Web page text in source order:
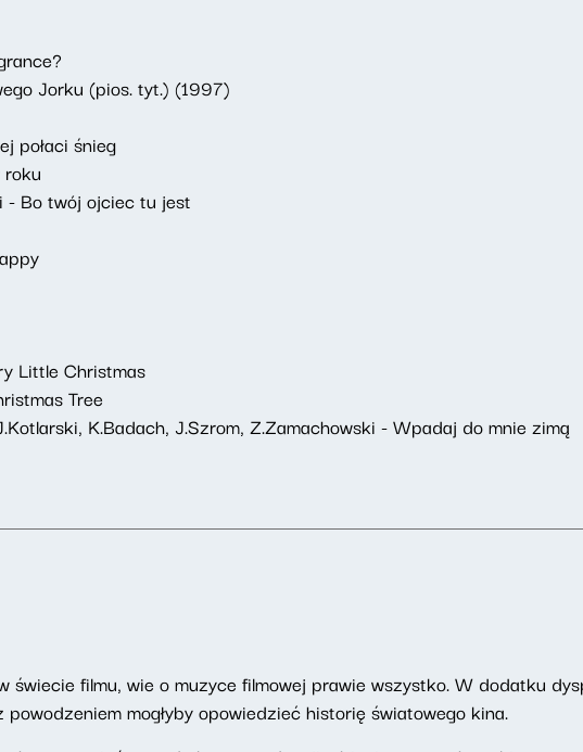
Jorku (pios. tyt.) (1997)
połaci śnieg
- Bo twój ojciec tu jest
Little Christmas
Tree
K.Badach, J.Szrom, Z.Zamachowski - Wpadaj do mnie zimą
świecie filmu, wie o muzyce filmowej prawie wszystko. W dodatku
mogłyby opowiedzieć historię światowego kina.